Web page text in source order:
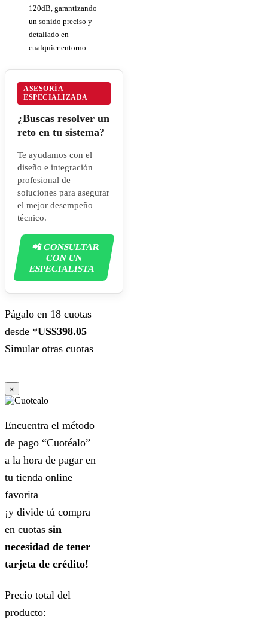
120dB, garantizando
un sonido preciso y
detallado en
cualquier entorno.
ASESORÍA
ESPECIALIZADA
¿Buscas resolver un
reto en tu sistema?
Te ayudamos con el
diseño e integración
profesional de
soluciones para asegurar
el mejor desempeño
técnico.
📲 CONSULTAR
CON UN
ESPECIALISTA
Págalo en 18 cuotas
desde *US$398.05
Simular otras cuotas
⨉
Encuentra el método
de pago “Cuotéalo”
a la hora de pagar en
tu tienda online
favorita
¡y divide tú compra
en cuotas sin
necesidad de tener
tarjeta de crédito!
Precio total del
producto: